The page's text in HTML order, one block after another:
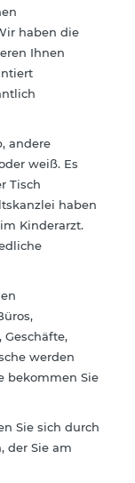
haben die
Ihnen
andere
weiß. Es
Tisch
haben
Kinderarzt.
, Geschäfte,
werden
bekommen Sie
Sie sich durch
der Sie am